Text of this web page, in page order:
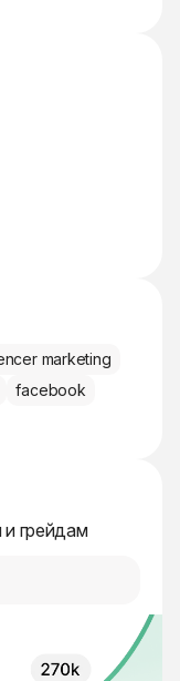
marketing
facebook
грейдам